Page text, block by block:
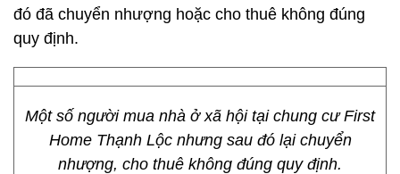
đó đã chuyển nhượng hoặc cho thuê không đúng
quy định.
Một số người mua nhà ở xã hội tại chung cư First
Home Thạnh Lộc nhưng sau đó lại chuyển
nhượng, cho thuê không đúng quy định.